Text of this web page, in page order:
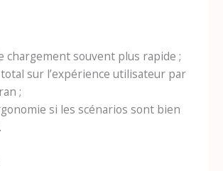
chargement souvent plus rapide ;
sur l’expérience utilisateur par
;
si les scénarios sont bien